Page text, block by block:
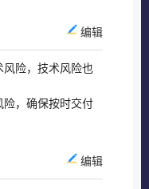
编辑
险，技术风险也
，确保按时交付
编辑